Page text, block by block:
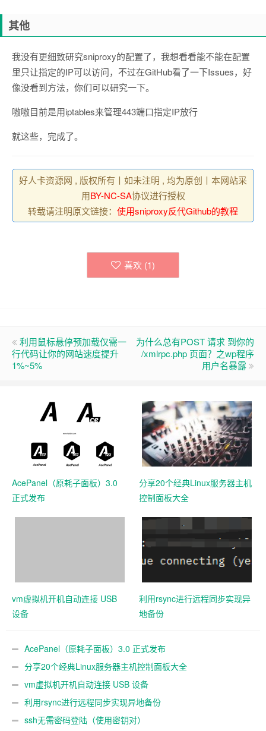
其他
我没有更细致研究sniproxy的配置了，我想看看能不能在配置
里只让指定的IP可以访问，不过在GitHub看了一下Issues，好
像没看到方法，你们可以研究一下。
嗷嗷目前是用iptables来管理443端口指定IP放行
就这些，完成了。
好人卡资源网 , 版权所有丨如未注明 , 均为原创丨本网站采
用BY-NC-SA协议进行授权
转载请注明原文链接： 使用sniproxy反代Github的教程
喜欢 (1)
利用鼠标悬停预加载仅需一
行代码让你的网站速度提升
1%~5%
为什么总有POST 请求 到你的
/xmlrpc.php 页面？之wp程序
用户名暴露
AcePanel（原耗子面板）3.0
正式发布
分享20个经典Linux服务器主机
控制面板大全
vm虚拟机开机自动连接 USB
设备
利用rsync进行远程同步实现异
地备份
AcePanel（原耗子面板）3.0 正式发布
分享20个经典Linux服务器主机控制面板大全
vm虚拟机开机自动连接 USB 设备
利用rsync进行远程同步实现异地备份
ssh无需密码登陆（使用密钥对）